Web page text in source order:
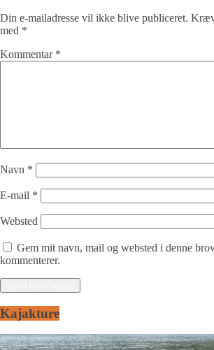
Din e-mailadresse vil ikke blive publiceret.
med *
Kommentar *
Navn *
E-mail *
Websted
Gem mit navn, mail og websted i denne
kommenterer.
Kajakture